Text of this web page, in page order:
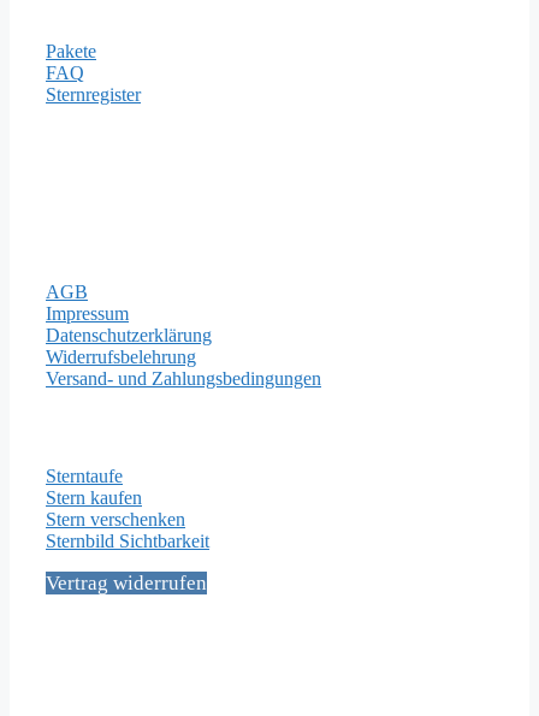
Pakete
FAQ
Sternregister
AGB
Impressum
Datenschutzerklärung
Widerrufsbelehrung
Versand- und Zahlungsbedingungen
Sterntaufe
Stern kaufen
Stern verschenken
Sternbild Sichtbarkeit
Vertrag widerrufen